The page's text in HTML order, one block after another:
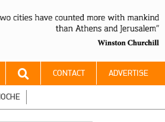
CONTACT ADVERTISE